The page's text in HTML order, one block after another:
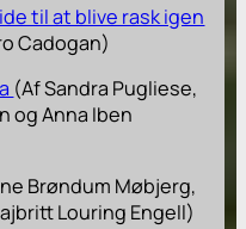
til at blive rask igen
Cadogan)
(Af Sandra Pugliese,
og Anna Iben
Brøndum Møbjerg,
Louring Engell)